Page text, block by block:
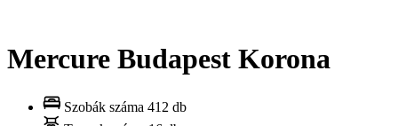
Mercure Budapest Korona
Szobák száma 412 db